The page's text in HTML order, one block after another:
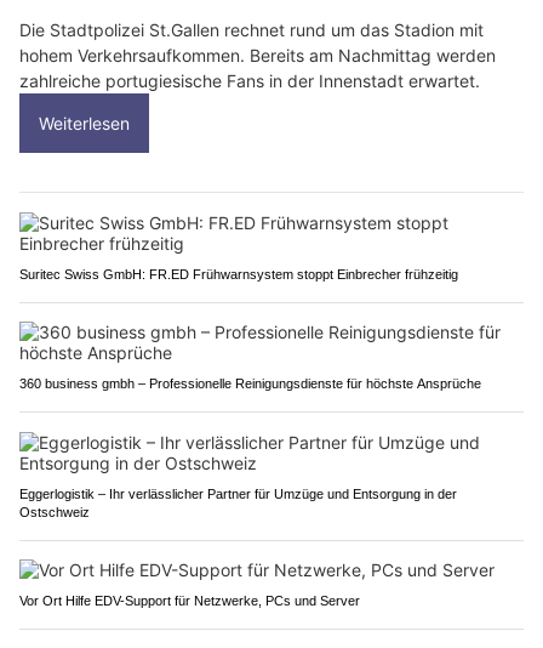
Die Stadtpolizei St.Gallen rechnet rund um das Stadion mit
hohem Verkehrsaufkommen. Bereits am Nachmittag werden
zahlreiche portugiesische Fans in der Innenstadt erwartet.
Weiterlesen
Suritec Swiss GmbH: FR.ED Frühwarnsystem stoppt Einbrecher frühzeitig
360 business gmbh – Professionelle Reinigungsdienste für höchste Ansprüche
Eggerlogistik – Ihr verlässlicher Partner für Umzüge und Entsorgung in der
Ostschweiz
Vor Ort Hilfe EDV-Support für Netzwerke, PCs und Server